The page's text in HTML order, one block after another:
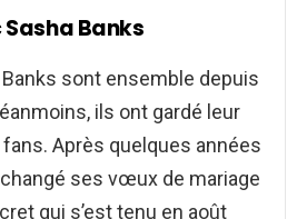
Banks
sont ensemble depuis
ils ont gardé leur
Après quelques années
ses vœux de mariage
qui s’est tenu en août